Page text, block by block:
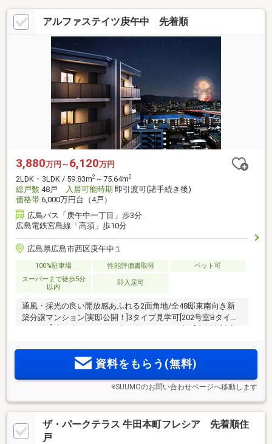
アルファステイツ庚午中 先着順
3,880万円～ 6,120万円
2LDK・3LDK / 59.83m2 ～75.64m2
総戸数 48戸 入居可能時期 即引渡可(諸手続き後)
価格帯 6,000万円台（4戸）
広島バス「庚午中一丁目」歩3分
広島電鉄宮島線「高須」歩10分
広島県広島市西区庚午中１
100%駐車場 性能評価書取得
ペット可
スーパーまで徒歩5分
以内
即入居可
通風・採光の良い開放感あふれる2面角地/全48邸東南向き新
築分譲マンション[実邸公開！]3タイプ見学可[202号室Bタイプ
2
庚午小学校徒歩2分/広島バス「庚午中一丁目」バス停徒歩4分/
生鮮館ビブレ庚午店徒歩2分資料をもらう(無料)
※SUUMOのお問い合わせページへ移動します
ザ・パークテラス 牛田本町フレシア 先着順住
戸